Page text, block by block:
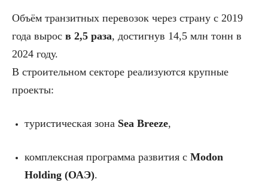
Объём транзитных перевозок через страну с 2019
года вырос в 2,5 раза, достигнув 14,5 млн тонн в
2024 году.
В строительном секторе реализуются крупные
проекты:
туристическая зона Sea Breeze,
комплексная программа развития с Modon
Holding (ОАЭ).